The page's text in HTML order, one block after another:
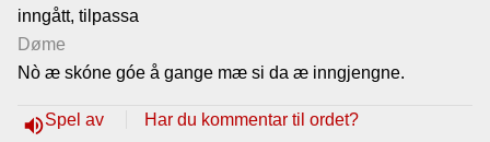
inngått, tilpassa
Døme
Nò æ skóne góe å gange mæ si da æ inngjengne.
volume_upSpel av Har du kommentar til ordet?
Gjestebok
Nyhende